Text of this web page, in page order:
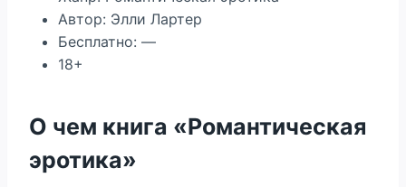
Автор: Элли Лартер
Бесплатно: —
18+
О чем книга «Романтическая
эротика»